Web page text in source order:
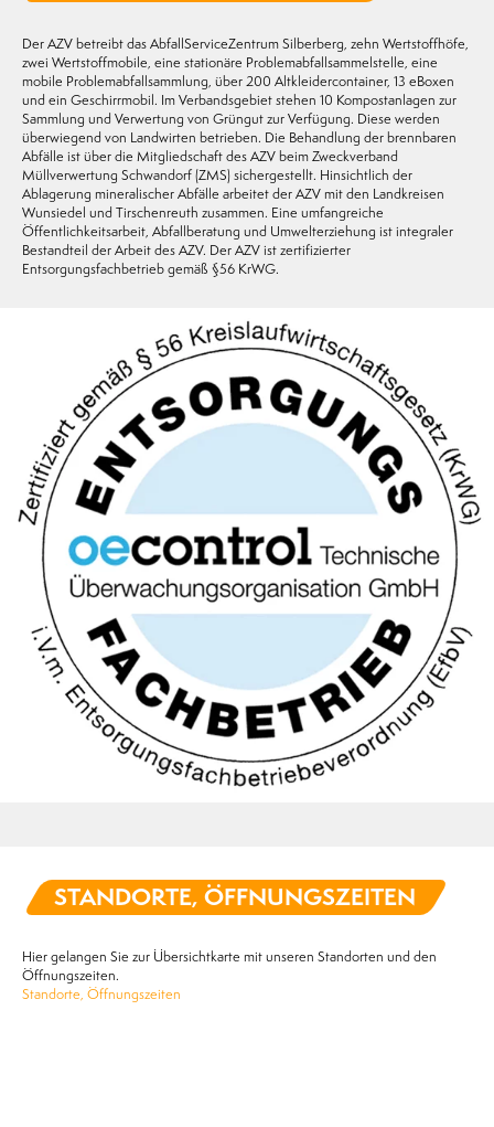
Der AZV betreibt das AbfallServiceZentrum Silberberg, zehn Wertstoffhöfe,
zwei Wertstoffmobile, eine stationäre Problemabfallsammelstelle, eine
mobile Problemabfallsammlung, über 200 Altkleidercontainer, 13 eBoxen
und ein Geschirrmobil. Im Verbandsgebiet stehen 10 Kompostanlagen zur
Sammlung und Verwertung von Grüngut zur Verfügung. Diese werden
überwiegend von Landwirten betrieben. Die Behandlung der brennbaren
Abfälle ist über die Mitgliedschaft des AZV beim Zweckverband
Müllverwertung Schwandorf (ZMS) sichergestellt. Hinsichtlich der
Ablagerung mineralischer Abfälle arbeitet der AZV mit den Landkreisen
Wunsiedel und Tirschenreuth zusammen. Eine umfangreiche
Öffentlichkeitsarbeit, Abfallberatung und Umwelterziehung ist integraler
Bestandteil der Arbeit des AZV. Der AZV ist zertifizierter
Entsorgungsfachbetrieb gemäß §56 KrWG.
STANDORTE, ÖFFNUNGSZEITEN
Hier gelangen Sie zur Übersichtkarte mit unseren Standorten und den
Öffnungszeiten.
Standorte, Öffnungszeiten